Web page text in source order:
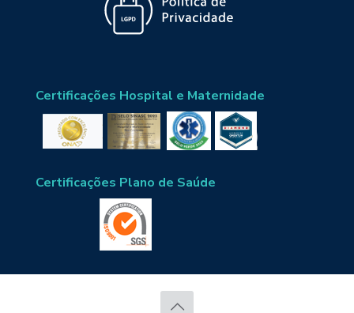
Certificações Hospital e Maternidade
Certificações Plano de Saúde